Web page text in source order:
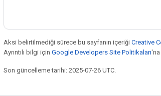
Aksi belirtilmediği sürece bu sayfanın içeriği Creative
Ayrıntılı bilgi için Google Developers Site Politikaları'na
Son güncelleme tarihi: 2025-07-26 UTC.